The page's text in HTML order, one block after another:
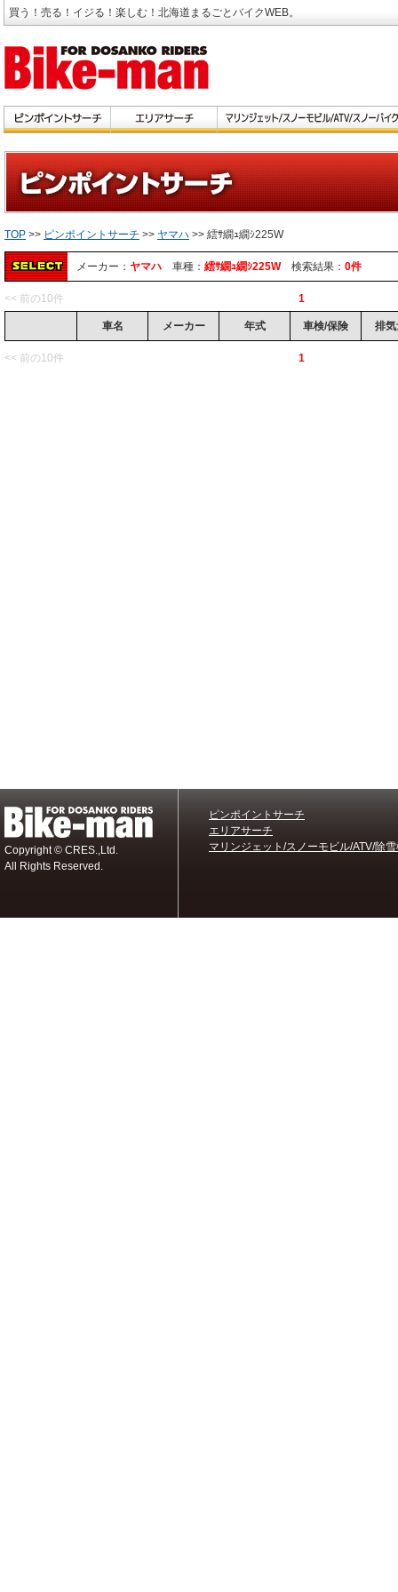
買う！売る！イジる！楽しむ！北海道まるごとバイクWEB。
TOP >> ピンポイントサーチ >> ヤマハ >> 繧ｻ繝ｭ繝ｼ225W
メーカー： ヤマハ 車種： 繧ｻ繝ｭ繝ｼ225W検索結果： 0件
<< 前の10件 1
車名 メーカー 年式 車検/保険 排
<< 前の10件 1
Copyright © CRES.,Ltd.
All Rights Reserved.
ピンポイントサーチ
エリアサーチ
マリンジェット/スノーモビル/ATV/除